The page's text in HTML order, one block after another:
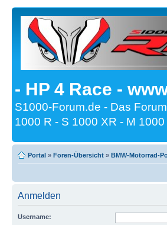
- HP 4 Race -
S1000-Forum.de - Das
1000 R - S 1000 XR - M 1000
Portal » Foren-Übersicht » BMW-Motorrad-
Anmelden
Username: